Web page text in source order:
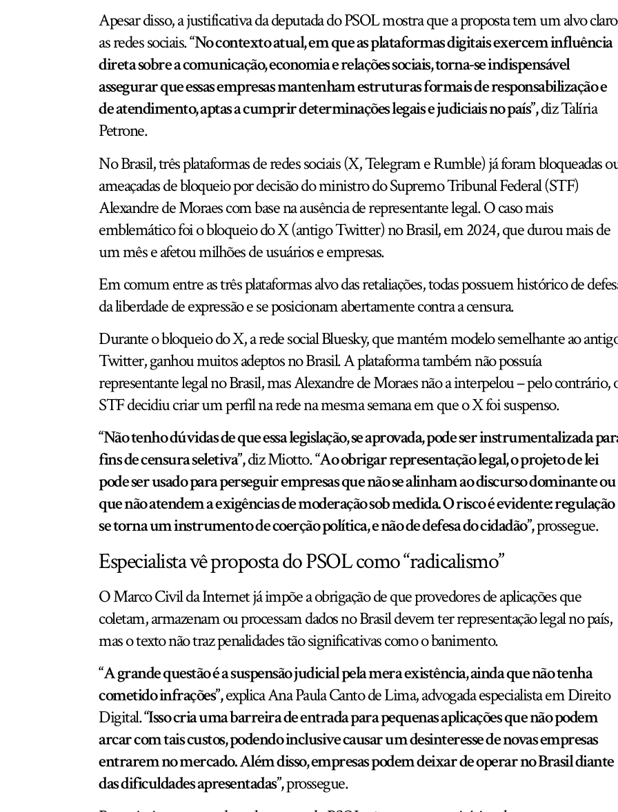
Apesar disso, a justificativa da deputada do PSOL mostra que a proposta tem um alvo
as redes sociais.“No contexto atual, em que as plataformas digitais exercem influência
direta sobre a comunicação, economia e relações sociais, torna-se indispensável
assegurar que essas empresas mantenham estruturas formais de responsabilização e
de atendimento, aptas a cumprir determinações legais e judiciais no país”,diz Talíria
Petrone.
No Brasil, três plataformas de redes sociais (X, Telegram e Rumble) já foram bloqueadas
ameaçadas de bloqueio por decisão do ministro do Supremo Tribunal Federal (STF)
Alexandre de Moraes com base na ausência de representante legal. O caso mais
emblemático foi o bloqueio do X (antigo Twitter) no Brasil, em 2024, que durou mais de
um mês e afetou milhões de usuários e empresas.
Em comum entre as três plataformas alvo das retaliações, todas possuem histórico de
da liberdade de expressão e se posicionam abertamente contra a censura.
Durante o bloqueio do X, a rede social Bluesky, que mantém modelo semelhante ao
Twitter, ganhou muitos adeptos no Brasil. A plataforma também não possuía
representante legal no Brasil, mas Alexandre de Moraes não a interpelou – pelo contrário,
STF decidiu criar um perfil na rede na mesma semana em que o X foi suspenso.
“Não tenho dúvidas de que essa legislação, se aprovada, pode ser instrumentalizada
fins de censura seletiva”,diz Miotto.“Ao obrigar representação legal, o projeto de lei
pode ser usado para perseguir empresas que não se alinham ao discurso dominante ou
que não atendem a exigências de moderação sob medida. O risco é evidente: regulação
se torna um instrumento de coerção política, e não de defesa do cidadão”,prossegue.
Especialista vê proposta do PSOL como “radicalismo”
O Marco Civil da Internet já impõe a obrigação de que provedores de aplicações que
coletam, armazenam ou processam dados no Brasil devem ter representação legal no país,
mas o texto não traz penalidades tão significativas como o banimento.
“A grande questão é a suspensão judicial pela mera existência, ainda que não tenha
cometido infrações”,explica Ana Paula Canto de Lima, advogada especialista em Direito
Digital.“Isso cria uma barreira de entrada para pequenas aplicações que não podem
arcar com tais custos, podendo inclusive causar um desinteresse de novas empresas
entrarem no mercado. Além disso, empresas podem deixar de operar no Brasil diante
das dificuldades apresentadas”,prossegue.